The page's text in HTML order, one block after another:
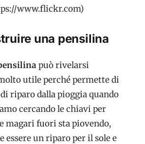
www.flickr.com)
una pensilina
può rivelarsi
utile perché permette di
riparo dalla pioggia quando
cercando le chiavi per
magari fuori sta piovendo,
essere un riparo per il sole e